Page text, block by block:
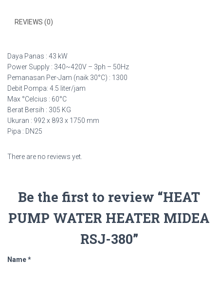
REVIEWS (0)
Daya Panas : 43 kW
Power Supply : 340~420V – 3ph – 50Hz
Pemanasan Per-Jam (naik 30°C) : 1300
Debit Pompa: 4.5 liter/jam
Max °Celcius : 60°C
Berat Bersih : 305 KG
Ukuran : 992 x 893 x 1750 mm
Pipa : DN25
There are no reviews yet.
Be the first to review “HEAT
PUMP WATER HEATER MIDEA
RSJ-380”
Name*